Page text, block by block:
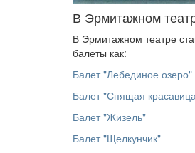
В Эрмитажном
В Эрмитажном театре
балеты как:
Балет "Лебединое озеро"
Балет "Спящая
Балет "Жизель"
Балет "Щелкунчик"